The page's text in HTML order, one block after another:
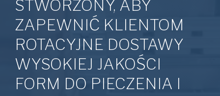
STWORZONY, ABY
ZAPEWNIĆ KLIENTOM
ROTACYJNE DOSTAWY
WYSOKIEJ JAKOŚCI
FORM DO PIECZENIA I